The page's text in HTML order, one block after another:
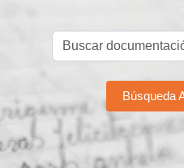
Búsqueda